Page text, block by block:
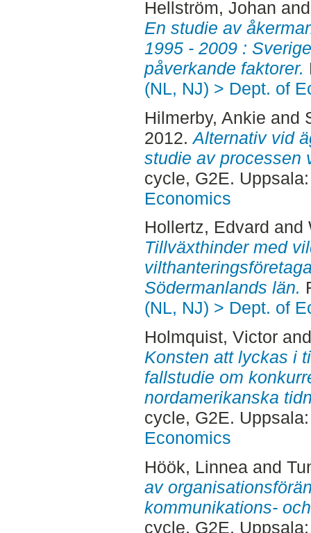
Hellström, Johan
En studie av
1995 - 2009 :
påverkande faktorer.
(NL, NJ) > Dept. of
Hilmerby, Ankie and
2012. Alternativ vid
studie av processen
cycle, G2E.
Economics
Hollertz, Edvard and
Tillväxthinder med
Södermanlands län.
(NL, NJ) > Dept. of
Holmquist, Victor
Konsten att lyckas i
fallstudie om
nordamerikanska
cycle, G2E.
Economics
Höök, Linneaand
av
kommunikations-
cycle, G2E.